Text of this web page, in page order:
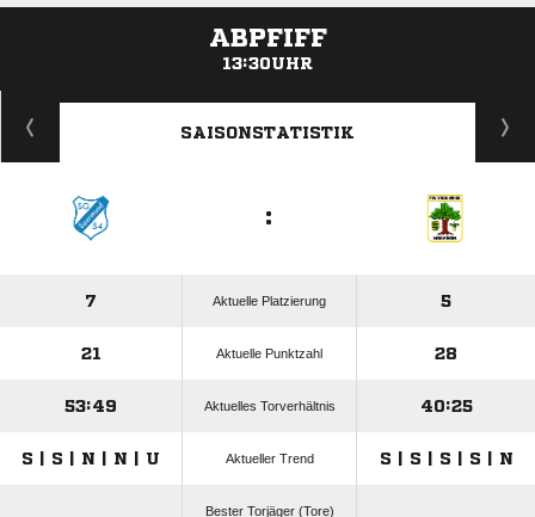
ABPFIFF
13:30UHR
ANZEIGE
SAISONSTATISTIK
:
7 Aktuelle Platzierung 5
21 Aktuelle Punktzahl 28
53:49 Aktuelles Torverhältnis 40:25
S | S | N | N | U Aktueller Trend S | S | S | S | N
Bester Torjäger (Tore)